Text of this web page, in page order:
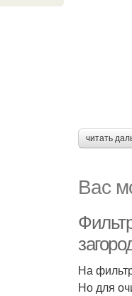
читать
Вас
На
Но для